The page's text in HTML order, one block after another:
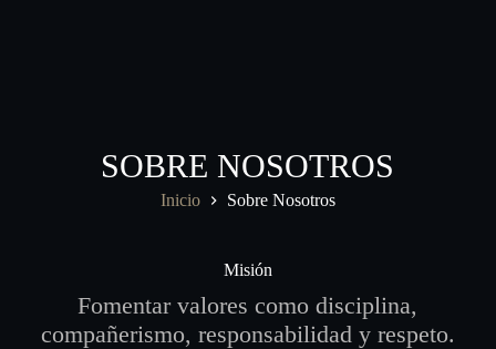
SOBRE NOSOTROS
Inicio Sobre Nosotros
Misión
Fomentar valores como disciplina,
compañerismo, responsabilidad y respeto.